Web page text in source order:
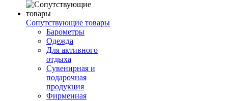
Сопутствующие товары
Барометры
Одежда
Для активного
отдыха
Сувенирная и
подарочная
продукция
Фирменная